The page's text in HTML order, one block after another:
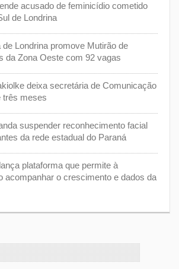
acusado de feminicídio cometido
de Londrina
de Londrina promove Mutirão de
da Zona Oeste com 92 vagas
deixa secretária de Comunicação
três meses
suspender reconhecimento facial
da rede estadual do Paraná
plataforma que permite à
acompanhar o crescimento e dados da